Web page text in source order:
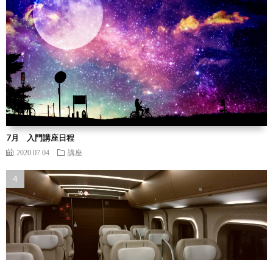
7月 入門講座日程
2020.07.04 講座